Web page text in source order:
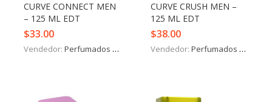
CURVE CONNECT MEN
– 125 ML EDT
$33.00
Vendedor: Perfumados y más
CURVE CRUSH MEN –
125 ML EDT
$38.00
Vendedor: Perfumados y más